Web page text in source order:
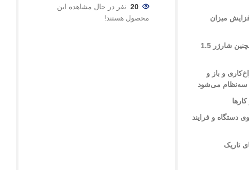
با کارایی بالا و عمر طولانی، همچنین شارژر 1.5
نفر در حال مشاهده این
محصول هستند!